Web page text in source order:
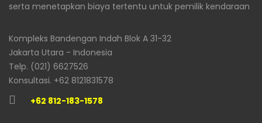
serta menetapkan biaya tertentu untuk pemilik kendaraan
Kompleks Bandengan Indah Blok A 31-32
Jakarta Utara - Indonesia
Telp. (021) 6627526
Konsultasi. +62 8121831578
+62 812-183-1578